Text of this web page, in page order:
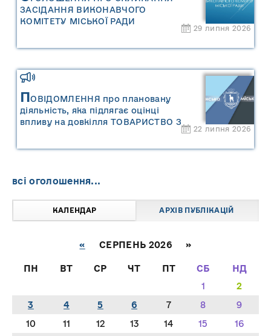
ЗАСІДАННЯ ВИКОНАВЧОГО
КОМІТЕТУ МІСЬКОЇ РАДИ
29 липня 2026
ПОВІДОМЛЕННЯ про плановану
діяльність, яка підлягає оцінці
впливу на довкілля ТОВАРИСТВО З
22 липня 2026
всі оголошення...
КАЛЕНДАР АРХІВ ПУБЛІКАЦІЙ
« СЕРПЕНЬ 2026 »
ПН ВТ СР ЧТ ПТ СБ
НД
1
2
3
4 5 6 7 8
9
10
11 12 13 14 15
16